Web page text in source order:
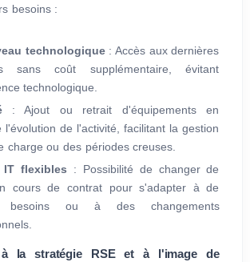
besoins :
technologique: Accès aux dernières
sans coût supplémentaire, évitant
technologique.
: Ajout ou retrait d'équipements en
l'évolution de l'activité, facilitant la gestion
charge ou des périodes creuses.
IT flexibles : Possibilité de changer de
cours de contrat pour s'adapter à de
besoins ou à des changements
à la stratégie RSE et à l'image de